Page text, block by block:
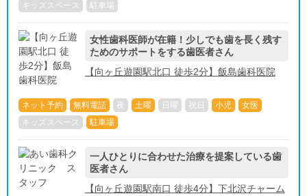
キッズスペース
駐車場
女性歯科医師が在籍！少しでも歯を長く残す
ためのサポートをする歯医者さん
【向ヶ丘遊園駅北口 徒歩2分】飯島歯科医院
ネット予約 無料電話 夜 土曜 日曜 祝日 小児
女医
キッズスペース
駐車場
一人ひとりに合わせた治療を提案している歯
医者さん
【向ヶ丘遊園駅南口 徒歩4分】下北沢チャーム